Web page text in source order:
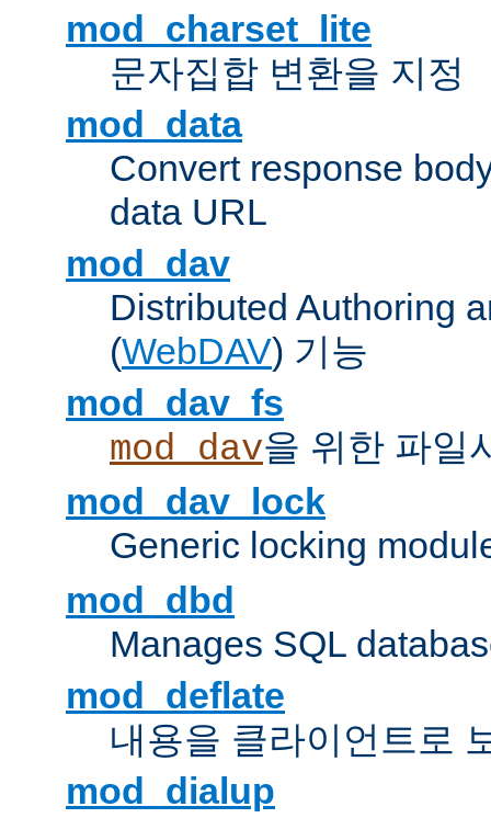
mod_charset_lite
문자집합 변환을 지정
mod_data
Convert response
data URL
mod_dav
Distributed Authoring
(WebDAV) 기능
mod_dav_fs
mod_dav을 위한 파일
mod_dav_lock
Generic locking
mod_dbd
Manages SQL
mod_deflate
내용을 클라이언트로
mod_dialup